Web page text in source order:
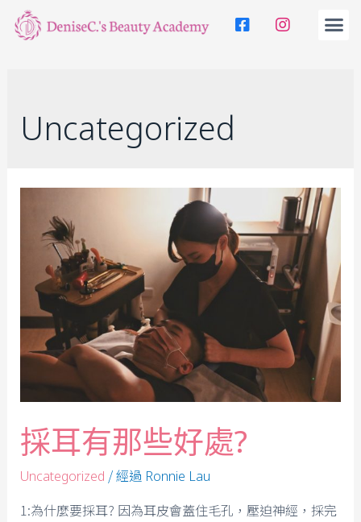
Uncategorized
採耳有那些好處?
Uncategorized / 經過 Ronnie Lau
1:為什麼要採耳? 因為耳皮會蓋住毛孔，壓迫神經，採完